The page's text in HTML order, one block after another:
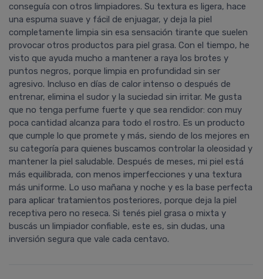
conseguía con otros limpiadores. Su textura es ligera, hace
una espuma suave y fácil de enjuagar, y deja la piel
completamente limpia sin esa sensación tirante que suelen
provocar otros productos para piel grasa. Con el tiempo, he
visto que ayuda mucho a mantener a raya los brotes y
puntos negros, porque limpia en profundidad sin ser
agresivo. Incluso en días de calor intenso o después de
entrenar, elimina el sudor y la suciedad sin irritar. Me gusta
que no tenga perfume fuerte y que sea rendidor: con muy
poca cantidad alcanza para todo el rostro. Es un producto
que cumple lo que promete y más, siendo de los mejores en
su categoría para quienes buscamos controlar la oleosidad y
mantener la piel saludable. Después de meses, mi piel está
más equilibrada, con menos imperfecciones y una textura
más uniforme. Lo uso mañana y noche y es la base perfecta
para aplicar tratamientos posteriores, porque deja la piel
receptiva pero no reseca. Si tenés piel grasa o mixta y
buscás un limpiador confiable, este es, sin dudas, una
inversión segura que vale cada centavo.